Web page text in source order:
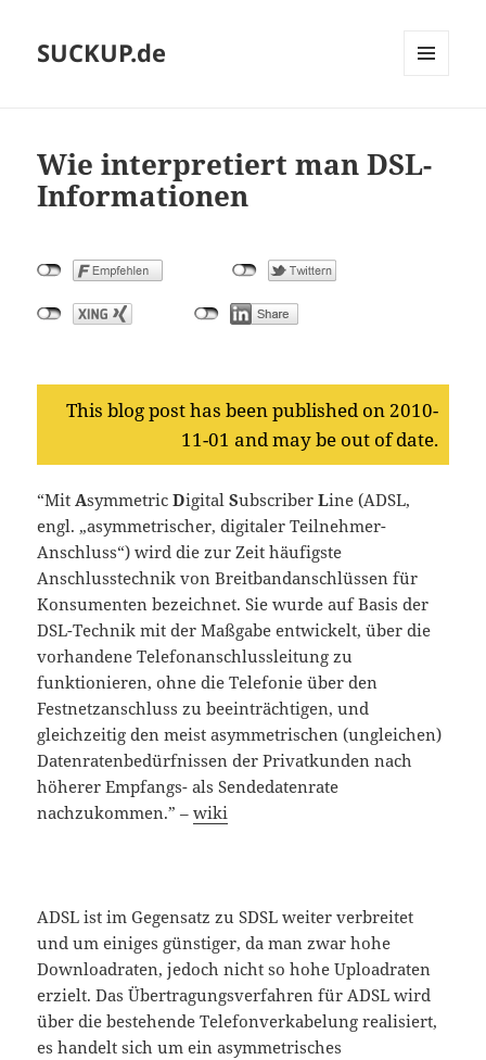
SUCKUP.de
Wie interpretiert man DSL-
Informationen
This blog post has been published on 2010-
11-01 and may be out of date.
“Mit AsymmetricDigitalSubscriberLine (ADSL,
engl. „asymmetrischer, digitaler Teilnehmer-
Anschluss“) wird die zur Zeit häufigste
Anschlusstechnik von Breitbandanschlüssen für
Konsumenten bezeichnet. Sie wurde auf Basis der
DSL-Technik mit der Maßgabe entwickelt, über die
vorhandene Telefonanschlussleitung zu
funktionieren, ohne die Telefonie über den
Festnetzanschluss zu beeinträchtigen, und
gleichzeitig den meist asymmetrischen (ungleichen)
Datenratenbedürfnissen der Privatkunden nach
höherer Empfangs- als Sendedatenrate
nachzukommen.” –wiki
ADSL ist im Gegensatz zu SDSL weiter verbreitet
und um einiges günstiger, da man zwar hohe
Downloadraten, jedoch nicht so hohe Uploadraten
erzielt. Das Übertragungsverfahren für ADSL wird
über die bestehende Telefonverkabelung realisiert,
es handelt sich um ein asymmetrisches